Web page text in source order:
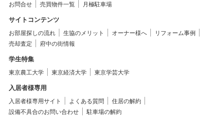
お問合せ
売買物件一覧 月極駐車場
サイトコンテンツ
お部屋探しの流れ 生協のメリット オーナー様へ
リフォーム事例
売却査定
府中の街情報
学生特集
東京農工大学 東京経済大学 東京学芸大学
入居者様専用
入居者様専用サイト よくある質問
住居の解約
設備不具合のお問い合わせ
駐車場の解約